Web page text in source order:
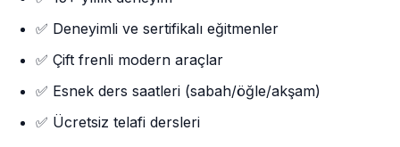
✅ Deneyimli ve sertifikalı eğitmenler
✅ Çift frenli modern araçlar
✅ Esnek ders saatleri (sabah/öğle/akşam)
✅ Ücretsiz telafi dersleri